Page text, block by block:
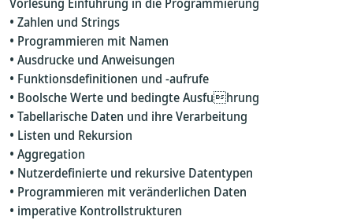
• Zahlen und Strings
• Programmieren mit Namen
• Ausdrucke und Anweisungen
• Funktionsdefinitionen und -aufrufe
• Boolsche Werte und bedingte Ausfuhrung
• Tabellarische Daten und ihre Verarbeitung
• Listen und Rekursion
• Aggregation
• Nutzerdefinierte und rekursive Datentypen
• Programmieren mit veränderlichen Daten
• imperative Kontrollstrukturen